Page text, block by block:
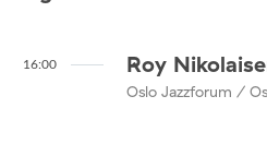
16:00 Roy
Oslo Jazzforum /